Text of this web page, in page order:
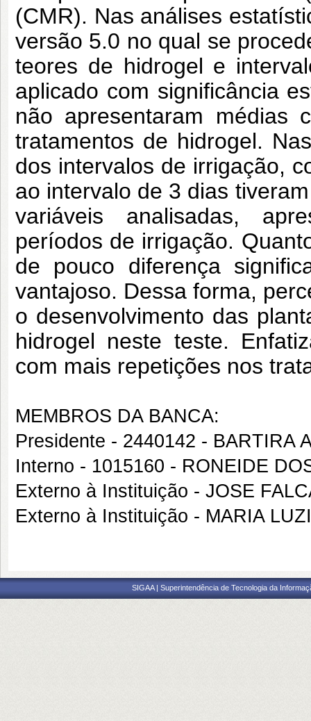
(CMR). Nas análises
versão 5.0 no qual se
teores de hidrogel e
aplicado com significância
não apresentaram médias
tratamentos de hidrogel.
dos intervalos de irrigação,
ao intervalo de 3 dias
variáveis analisadas,
períodos de irrigação.
de pouco diferença
vantajoso. Dessa forma,
o desenvolvimento das
hidrogel neste teste.
com mais repetições nos
MEMBROS DA BANCA:
Presidente - 2440142 - BARTIRA
Interno - 1015160 - RONEIDE
Externo à Instituição - JOSE
Externo à Instituição - MARIA
SIGAA | Superintendência de Tecnologia da